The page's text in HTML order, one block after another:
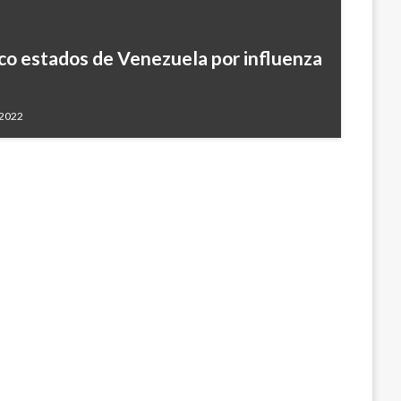
estados de Venezuela por influenza
iglesia satánica en Quindio